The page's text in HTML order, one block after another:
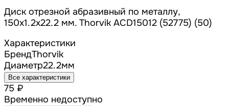
Диск отрезной абразивный по металлу,
150х1.2х22.2 мм. Thorvik ACD15012 (52775) (50)
Характеристики
БрендThorvik
Диаметр22.2мм
Все характеристики
75 ₽
Временно недоступно